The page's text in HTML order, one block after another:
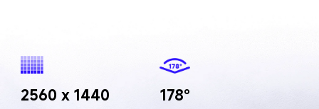
2560 x 1440 178°